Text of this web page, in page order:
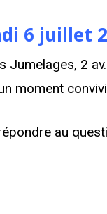
6 juillet
Jumelages, 2
moment
au